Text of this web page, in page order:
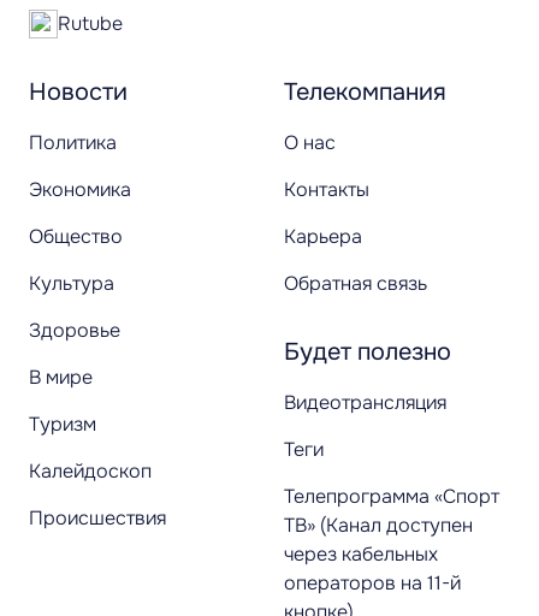
Новости
Политика
Экономика
Общество
Культура
Здоровье
В мире
Туризм
Калейдоскоп
Происшествия
Телекомпания
О нас
Контакты
Карьера
Обратная связь
Будет полезно
Видеотрансляция
Теги
Телепрограмма «Спорт
ТВ» (Канал доступен
через кабельных
операторов на 11-й
Rutube